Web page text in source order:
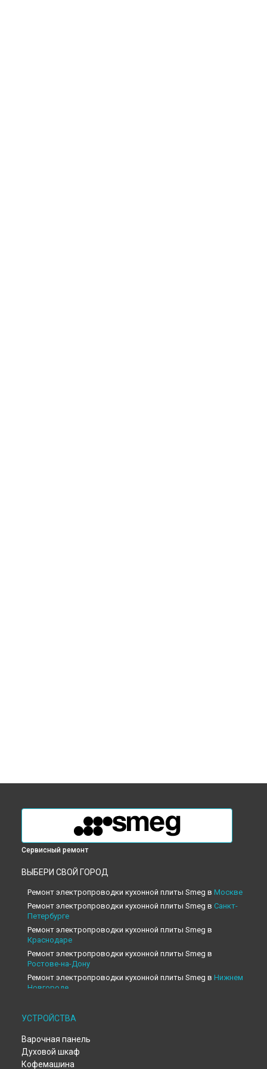
Сервисный ремонт
ВЫБЕРИ СВОЙ ГОРОД
Ремонт электропроводки кухонной плиты Smeg в Москве
Ремонт электропроводки кухонной плиты Smeg в Санкт-
Петербурге
Ремонт электропроводки кухонной плиты Smeg в
Краснодаре
Ремонт электропроводки кухонной плиты Smeg в
Ростове-на-Дону
Ремонт электропроводки кухонной плиты Smeg в Нижнем
Новгороде
Новосибирске
Челябинске
Ремонт электропроводки кухонной плиты Smeg в
Екатеринбурге
УСТРОЙСТВА
Варочная панель
Духовой шкаф
Кофемашина